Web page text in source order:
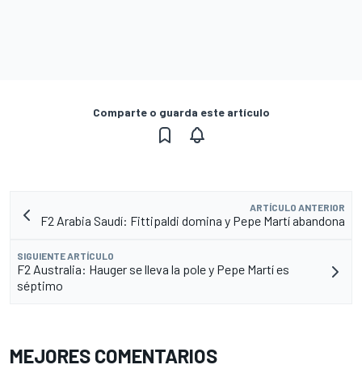
Comparte o guarda este artículo
ARTÍCULO ANTERIOR
F2 Arabia Saudí: Fittipaldi domina y Pepe Martí abandona
SIGUIENTE ARTÍCULO
F2 Australia: Hauger se lleva la pole y Pepe Martí es
séptimo
MEJORES COMENTARIOS